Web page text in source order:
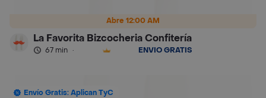
Abre 12:00 AM
La Favorita Bizcocheria Confitería
67 min · ENVÍO GRATIS
Envío Gratis: Aplican TyC